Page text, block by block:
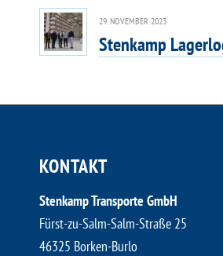
29. NOVEMBER 2023
Stenkamp
KONTAKT
Stenkamp Transporte GmbH
Fürst-zu-Salm-Salm-Straße 25
46325 Borken-Burlo